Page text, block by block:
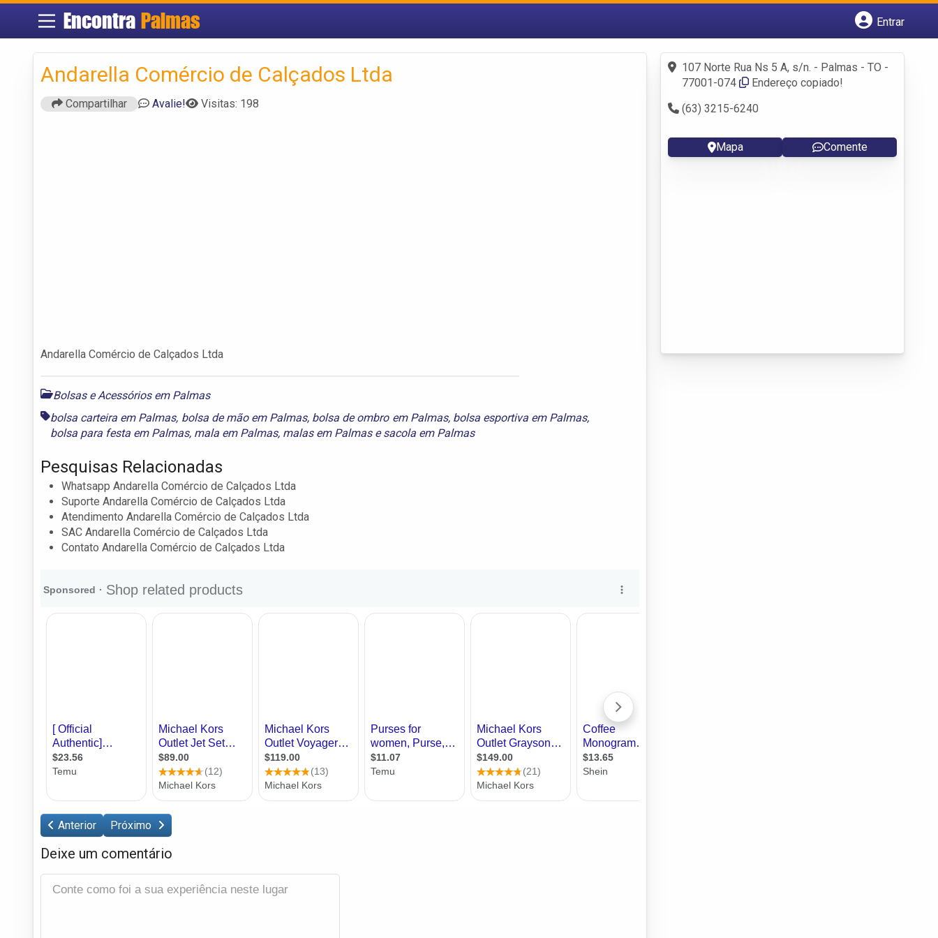
Encontra Palmas
Entrar
Fazer login
Criar conta
Andarella Comércio de Calçados Ltda
Compartilhar Avalie! Visitas: 198
Andarella Comércio de Calçados Ltda
Bolsas e Acessórios em Palmas
bolsa carteira em Palmas, bolsa de mão em Palmas, bolsa de ombro em Palmas, bolsa esportiva em Palmas,
bolsa para festa em Palmas, mala em Palmas, malas em Palmasesacola em Palmas
Pesquisas Relacionadas
Whatsapp Andarella Comércio de Calçados Ltda
Suporte Andarella Comércio de Calçados Ltda
Atendimento Andarella Comércio de Calçados Ltda
SAC Andarella Comércio de Calçados Ltda
Contato Andarella Comércio de Calçados Ltda
Anterior Próximo
Deixe um comentário
107 Norte Rua Ns 5 A, s/n. - Palmas - TO -
77001-074
Endereço copiado!
(63) 3215-6240
Mapa Comente